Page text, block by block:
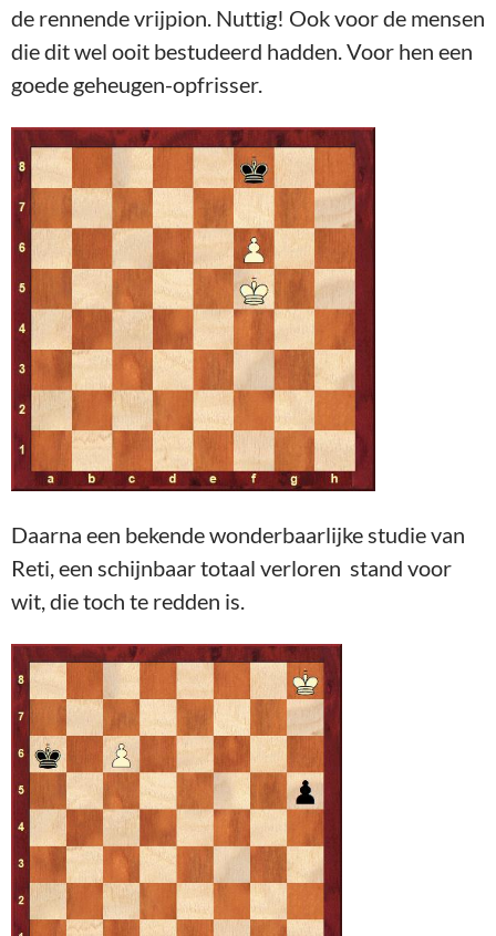
de rennende vrijpion. Nuttig! Ook voor de mensen
die dit wel ooit bestudeerd hadden. Voor hen een
goede geheugen-opfrisser.
Daarna een bekende wonderbaarlijke studie van
Reti, een schijnbaar totaal verloren stand voor
wit, die toch te redden is.